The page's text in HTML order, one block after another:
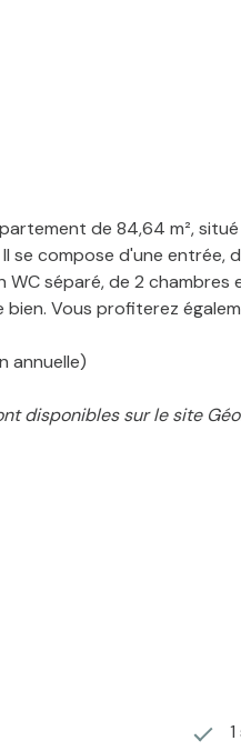
de 84,64 m²,
se compose d'une
séparé, de 2
Vous profiterez
annuelle)
disponibles sur le site